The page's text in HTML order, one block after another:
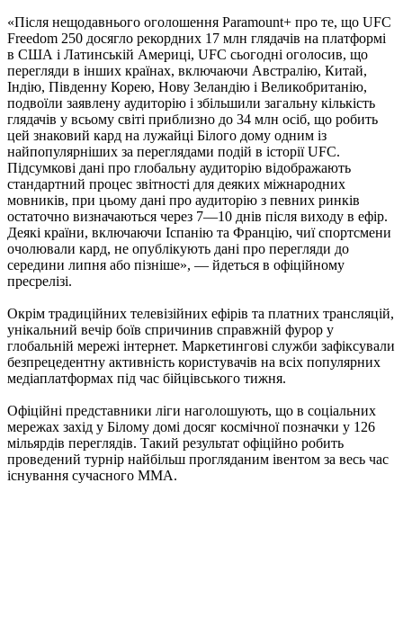
«Після нещодавнього оголошення Paramount+ про те, що UFC
Freedom 250 досягло рекордних 17 млн глядачів на платформі
в США і Латинській Америці, UFC сьогодні оголосив, що
перегляди в інших країнах, включаючи Австралію, Китай,
Індію, Південну Корею, Нову Зеландію і Великобританію,
подвоїли заявлену аудиторію і збільшили загальну кількість
глядачів у всьому світі приблизно до 34 млн осіб, що робить
цей знаковий кард на лужайці Білого дому одним із
найпопулярніших за переглядами подій в історії UFC.
Підсумкові дані про глобальну аудиторію відображають
стандартний процес звітності для деяких міжнародних
мовників, при цьому дані про аудиторію з певних ринків
остаточно визначаються через 7—10 днів після виходу в ефір.
Деякі країни, включаючи Іспанію та Францію, чиї спортсмени
очолювали кард, не опублікують дані про перегляди до
середини липня або пізніше», — йдеться в офіційному
пресрелізі.
Окрім традиційних телевізійних ефірів та платних трансляцій,
унікальний вечір боїв спричинив справжній фурор у
глобальній мережі інтернет. Маркетингові служби зафіксували
безпрецедентну активність користувачів на всіх популярних
медіаплатформах під час бійцівського тижня.
Офіційні представники ліги наголошують, що в соціальних
мережах захід у Білому домі досяг космічної позначки у 126
мільярдів переглядів. Такий результат офіційно робить
проведений турнір найбільш прогляданим івентом за весь час
існування сучасного ММА.